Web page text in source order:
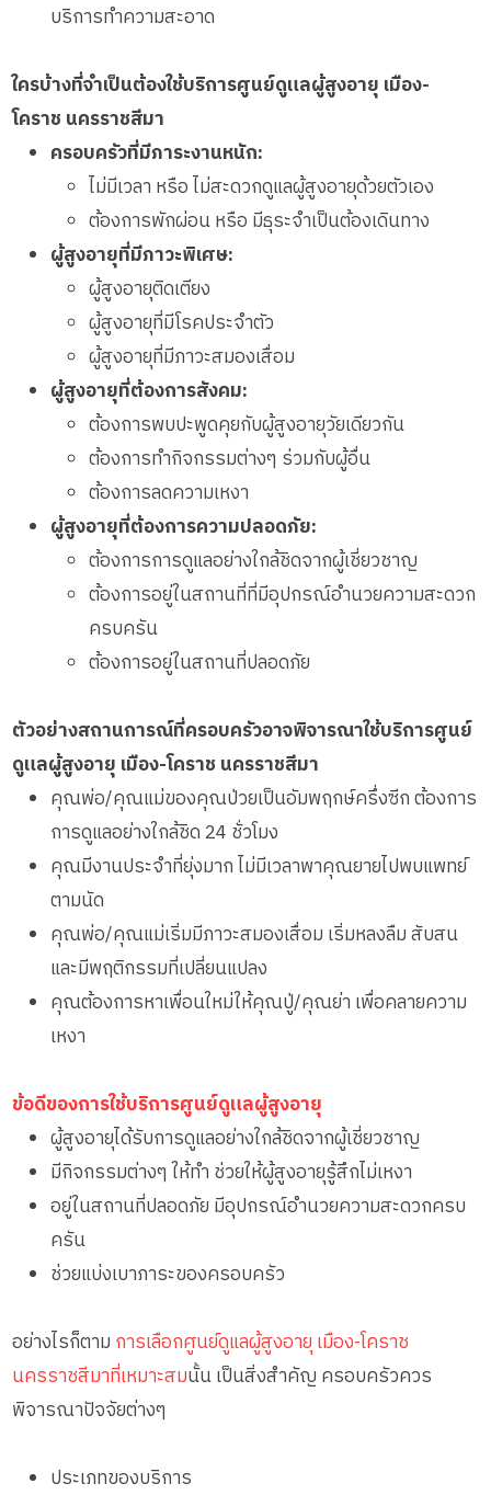
บริการทำความสะอาด
ใครบ้างที่จำเป็นต้องใช้บริการศูนย์ดูแลผู้สูงอายุ เมือง-
โคราช นครราชสีมา
ครอบครัวที่มีภาระงานหนัก:
ไม่มีเวลา หรือ ไม่สะดวกดูแลผู้สูงอายุด้วยตัวเอง
ต้องการพักผ่อน หรือ มีธุระจำเป็นต้องเดินทาง
ผู้สูงอายุที่มีภาวะพิเศษ:
ผู้สูงอายุติดเตียง
ผู้สูงอายุที่มีโรคประจำตัว
ผู้สูงอายุที่มีภาวะสมองเสื่อม
ผู้สูงอายุที่ต้องการสังคม:
ต้องการพบปะพูดคุยกับผู้สูงอายุวัยเดียวกัน
ต้องการทำกิจกรรมต่างๆ ร่วมกับผู้อื่น
ต้องการลดความเหงา
ผู้สูงอายุที่ต้องการความปลอดภัย:
ต้องการการดูแลอย่างใกล้ชิดจากผู้เชี่ยวชาญ
ต้องการอยู่ในสถานที่ที่มีอุปกรณ์อำนวยความสะดวก
ครบครัน
ต้องการอยู่ในสถานที่ปลอดภัย
ตัวอย่างสถานการณ์ที่ครอบครัวอาจพิจารณาใช้บริการศูนย์
ดูแลผู้สูงอายุ เมือง-โคราช นครราชสีมา
คุณพ่อ/คุณแม่ของคุณป่วยเป็นอัมพฤกษ์ครึ่งซีก ต้องการ
การดูแลอย่างใกล้ชิด 24 ชั่วโมง
คุณมีงานประจำที่ยุ่งมาก ไม่มีเวลาพาคุณยายไปพบแพทย์
ตามนัด
คุณพ่อ/คุณแม่เริ่มมีภาวะสมองเสื่อม เริ่มหลงลืม สับสน
และมีพฤติกรรมที่เปลี่ยนแปลง
คุณต้องการหาเพื่อนใหม่ให้คุณปู่/คุณย่า เพื่อคลายความ
เหงา
ข้อดีของการใช้บริการศูนย์ดูแลผู้สูงอายุ
ผู้สูงอายุได้รับการดูแลอย่างใกล้ชิดจากผู้เชี่ยวชาญ
มีกิจกรรมต่างๆ ให้ทำ ช่วยให้ผู้สูงอายุรู้สึกไม่เหงา
อยู่ในสถานที่ปลอดภัย มีอุปกรณ์อำนวยความสะดวกครบ
ครัน
ช่วยแบ่งเบาภาระของครอบครัว
อย่างไรก็ตาม การเลือกศูนย์ดูแลผู้สูงอายุ เมือง-โคราช
นครราชสีมาที่เหมาะสมนั้น เป็นสิ่งสำคัญ ครอบครัวควร
พิจารณาปัจจัยต่างๆ
ประเภทของบริการ